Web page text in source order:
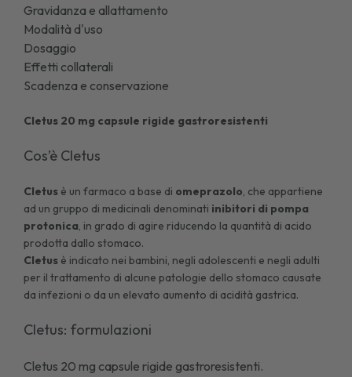
Gravidanza e allattamento
Modalità d'uso
Dosaggio
Effetti collaterali
Scadenza e conservazione
Cletus 20 mg capsule rigide gastroresistenti
Cos’è Cletus
Cletus è un farmaco a base di omeprazolo, che appartiene
ad un gruppo di medicinali denominati inibitori di pompa
protonica, in grado di agire riducendo la quantità di acido
prodotta dallo stomaco.
Cletus è indicato nei bambini, negli adolescenti e negli adulti
per il trattamento di alcune patologie dello stomaco causate
da infezioni o da un elevato aumento di acidità gastrica.
Cletus: formulazioni
Cletus 20 mg capsule rigide gastroresistenti.